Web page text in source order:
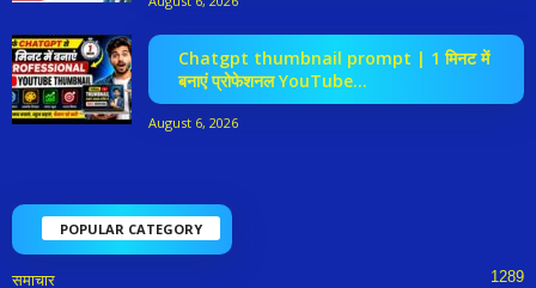
Chatgpt thumbnail prompt | 1 मिनट में
बनाएं प्रोफेशनल YouTube...
August 6, 2026
POPULAR CATEGORY
समाचार 1289